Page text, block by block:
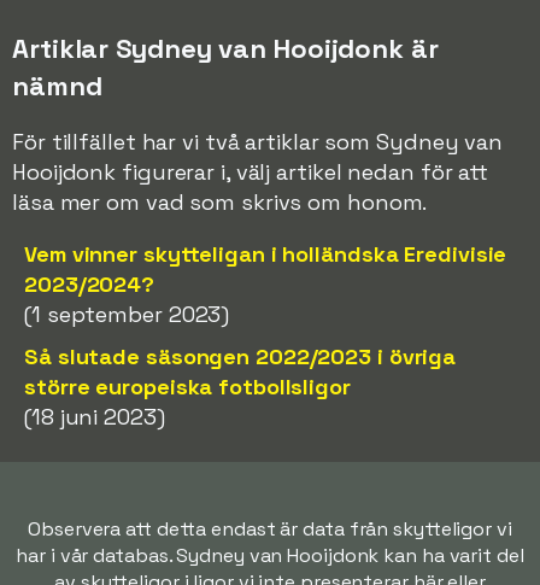
Artiklar Sydney van Hooijdonk är
nämnd
För tillfället har vi två artiklar som Sydney van
Hooijdonk figurerar i, välj artikel nedan för att
läsa mer om vad som skrivs om honom.
Vem vinner skytteligan i holländska Eredivisie
2023/2024?
(1 september 2023)
Så slutade säsongen 2022/2023 i övriga
större europeiska fotbollsligor
(18 juni 2023)
Observera att detta endast är data från skytteligor vi
har i vår databas. Sydney van Hooijdonk kan ha varit del